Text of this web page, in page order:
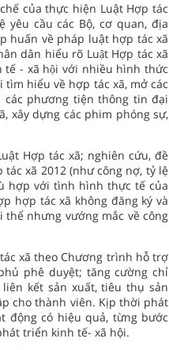
của thực hiện Luật Hợp tác
yêu cầu các Bộ, cơ quan, địa
huấn về pháp luật hợp tác xã
dân hiểu rõ Luật Hợp tác xã
tế - xã hội với nhiều hình thức
hiểu về hợp tác xã, mở các
phương tiện thông tin đại
xây dựng các phim phóng sự,
Hợp tác xã; nghiên cứu, đề
xã 2012 (như công nợ, tỷ lệ
hợp với tình hình thực tế của
hợp tác xã không đăng ký và
thể nhưng vướng mắc về công
xã theo Chương trình hỗ trợ
phê duyệt; tăng cường chỉ
kết sản xuất, tiêu thụ sản
cho thành viên. Kịp thời phát
động có hiệu quả, từng bước
triển kinh tế- xã hội.